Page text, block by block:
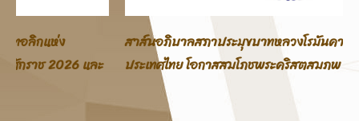
สาส์นอภิบาลสภาประมุขบาทหลวงโรมันคาทอลิกแห่ง
ประเทศไทย โอกาสสมโภชพระคริสตสมภพ คริสตศักราช 2025